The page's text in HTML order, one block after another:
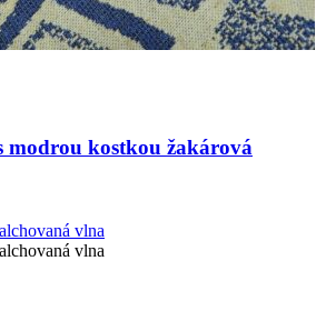
modrou kostkou žakárová